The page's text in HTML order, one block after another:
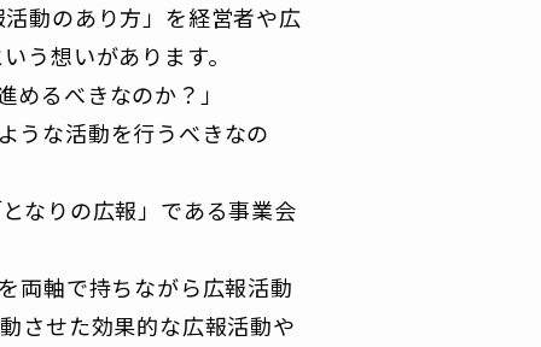
動のあり方」を経営者や広
う想いがあります。
るべきなのか？」
な活動を行うべきなの
なりの広報」である事業会
両軸で持ちながら広報活動
させた効果的な広報活動や